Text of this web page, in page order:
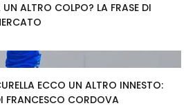
ALTRO COLPO? LA FRASE DI
ECCO UN ALTRO INNESTO:
FRANCESCO CORDOVA